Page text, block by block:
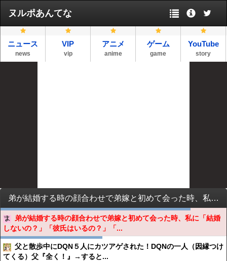
ヌルポあんてな
ニュース
news
VIP
vip
アニメ
anime
ゲーム
game
YouTube
story
弟が結婚する時の顔合わせで弟嫁と初めて会った時、私に「結婚しないの？」「彼氏はいるの？」「家古いから丸聞こえで彼氏連れ込めなくない？」 さらに・・・
弟が結婚する時の顔合わせで弟嫁と初めて会った時、私に「結婚
しないの？」「彼氏はいるの？」「...
父と散歩中にDQN５人にカツアゲされた！DQNの一人（因縁つけ
てくる）父『全く！』→すると...